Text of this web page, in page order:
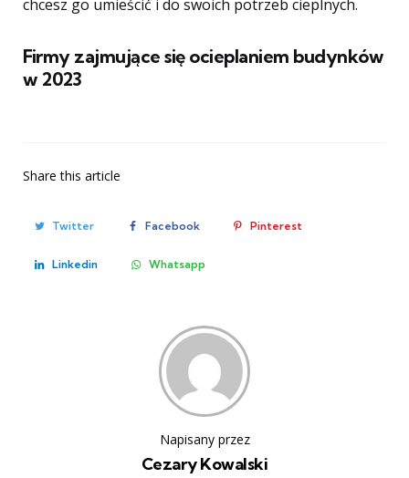
chcesz go umieścić i do swoich potrzeb cieplnych.
Firmy zajmujące się ocieplaniem budynków
w 2023
Share this article
Twitter Facebook Pinterest
Linkedin Whatsapp
Napisany przez
Cezary Kowalski